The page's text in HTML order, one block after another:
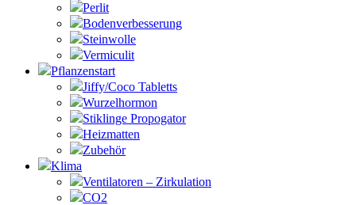
Perlit
Bodenverbesserung
Steinwolle
Vermiculit
Pflanzenstart
Jiffy/Coco Tabletts
Wurzelhormon
Stiklinge Propogator
Heizmatten
Zubehör
Klima
Ventilatoren – Zirkulation
CO2